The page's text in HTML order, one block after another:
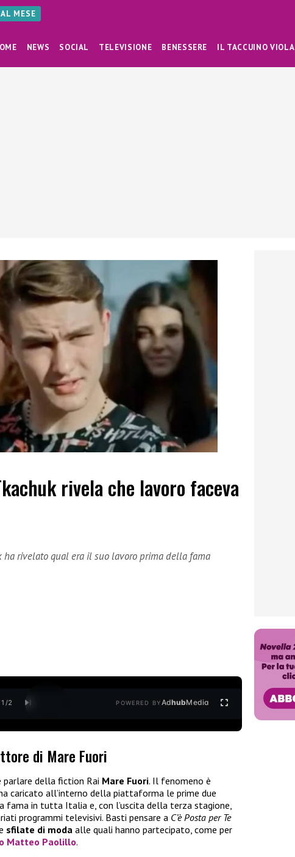
MESE
NEWS SOCIAL TELEVISIONE BENESSERE IL TACCUINO VIOLA
rivela che lavoro faceva
ha rivelato qual era il suo lavoro prima della fama
1 /2 POWERED BYAdhubMedia
di Mare Fuori
della fiction Rai Mare Fuori. Il fenomeno è
caricato all’interno della piattaforma le prime due
fama in tutta Italia e, con l’uscita della terza stagione,
programmi televisivi. Basti pensare a C’è Posta per Te
sfilate di moda alle quali hanno partecipato, come per
Matteo Paolillo.